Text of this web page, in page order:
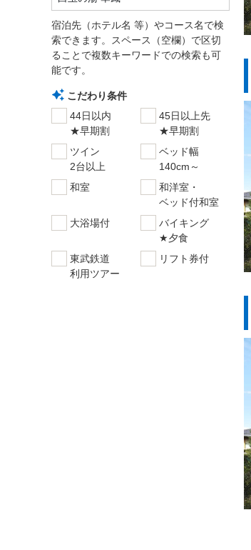
宿泊先（ホテル名 等）やコース名で検
索できます。スペース（空欄）で区切
ることで複数キーワードでの検索も可
能です。
こだわり条件
44日以内
★早期割
45日以上先
★早期割
ツイン
2台以上
ベッド幅
140cm～
和室
和洋室・
ベッド付和室
大浴場付
バイキング
★夕食
東武鉄道
利用ツアー
リフト券付